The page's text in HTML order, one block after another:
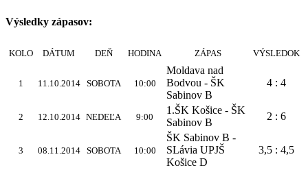
Výsledky zápasov:
KOLO DÁTUM DEŇ HODINA ZÁPAS VÝSLEDOK
1 11.10.2014 SOBOTA 10:00
Moldava nad
Bodvou - ŠK
Sabinov B
4 : 4
2 12.10.2014 NEDEĽA 9:00
1.ŠK Košice - ŠK
Sabinov B
2 : 6
3 08.11.2014 SOBOTA 10:00
ŠK Sabinov B -
SLávia UPJŠ
Košice D
3,5 : 4,5